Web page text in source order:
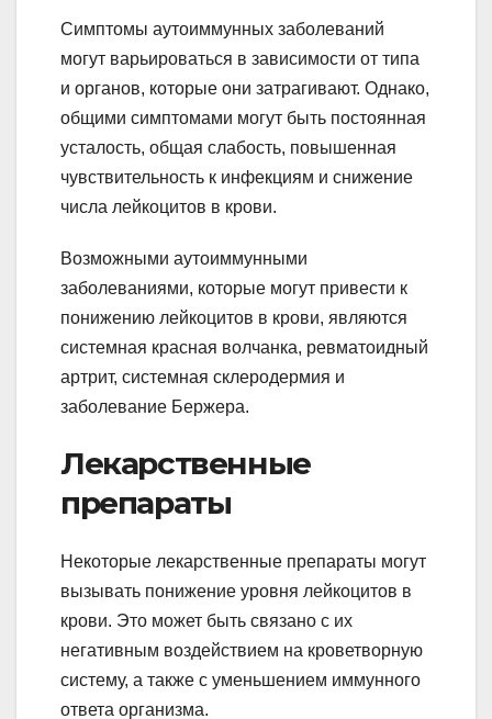
Симптомы аутоиммунных заболеваний
могут варьироваться в зависимости от типа
и органов, которые они затрагивают. Однако,
общими симптомами могут быть постоянная
усталость, общая слабость, повышенная
чувствительность к инфекциям и снижение
числа лейкоцитов в крови.
Возможными аутоиммунными
заболеваниями, которые могут привести к
понижению лейкоцитов в крови, являются
системная красная волчанка, ревматоидный
артрит, системная склеродермия и
заболевание Бержера.
Лекарственные
препараты
Некоторые лекарственные препараты могут
вызывать понижение уровня лейкоцитов в
крови. Это может быть связано с их
негативным воздействием на кроветворную
систему, а также с уменьшением иммунного
ответа организма.